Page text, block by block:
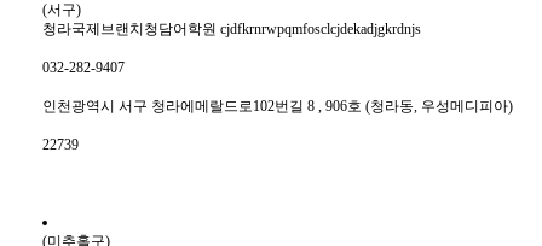
(서구)
청라국제브랜치청담어학원 cjdfkrnrwpqmfosclcjdekadjgkrdnjs
032-282-9407
인천광역시 서구 청라에메랄드로102번길 8 , 906호 (청라동, 우성메디피아)
22739
(미추홀구)